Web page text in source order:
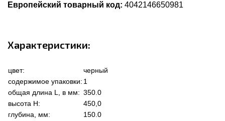
Европейский товарный код: 4042146650981
Характеристики:
цвет:
черный
содержимое упаковки: 1
общая длина L, в мм: 350.0
высота Н:
450,0
глубина, мм:
150.0